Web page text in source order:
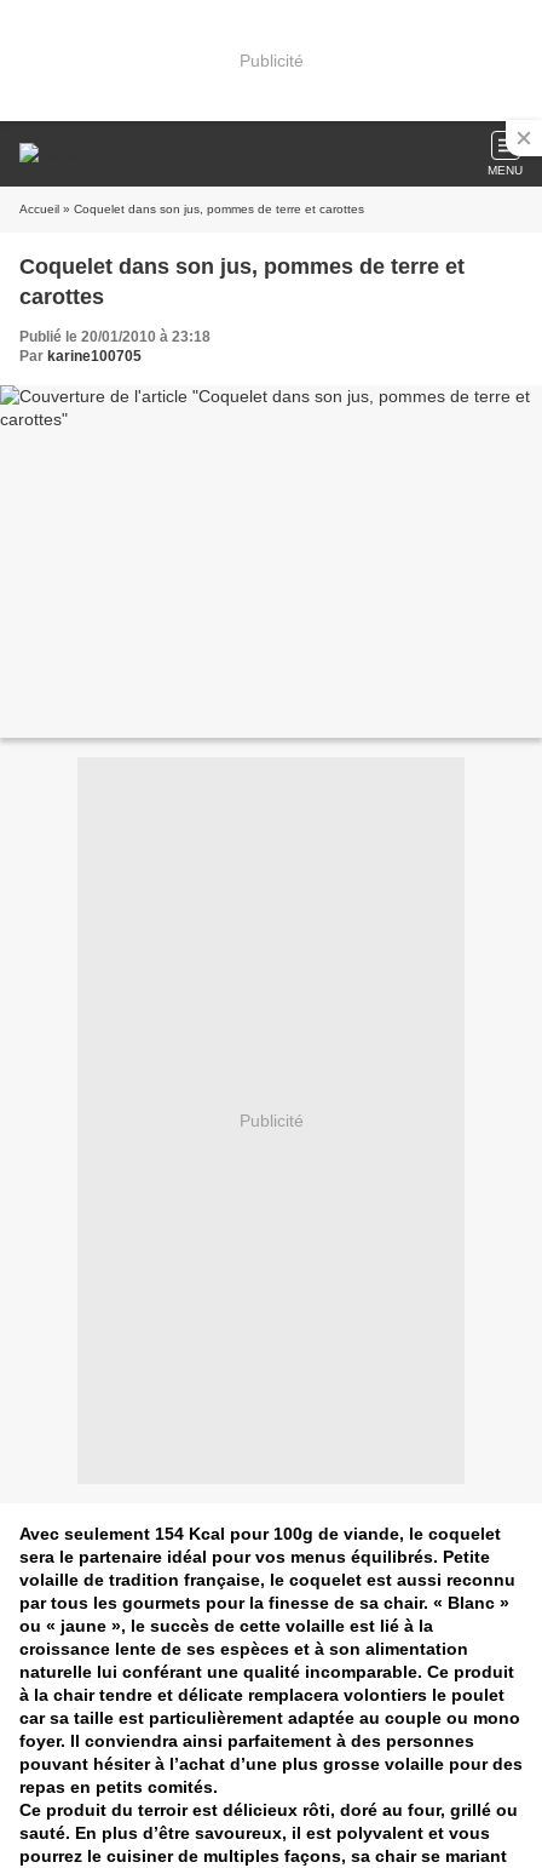
Publicité
MENU
Accueil » Coquelet dans son jus, pommes de terre et carottes
Coquelet dans son jus, pommes de terre et
carottes
Publié le 20/01/2010 à 23:18
Par karine100705
Publicité
Avec seulement 154 Kcal pour 100g de viande, le coquelet
sera le partenaire idéal pour vos menus équilibrés. Petite
volaille de tradition française, le coquelet est aussi reconnu
par tous les gourmets pour la finesse de sa chair. « Blanc »
ou « jaune », le succès de cette volaille est lié à la
croissance lente de ses espèces et à son alimentation
naturelle lui conférant une qualité incomparable. Ce produit
à la chair tendre et délicate remplacera volontiers le poulet
car sa taille est particulièrement adaptée au couple ou mono
foyer. Il conviendra ainsi parfaitement à des personnes
pouvant hésiter à l’achat d’une plus grosse volaille pour des
repas en petits comités.
Ce produit du terroir est délicieux rôti, doré au four, grillé ou
sauté. En plus d’être savoureux, il est polyvalent et vous
pourrez le cuisiner de multiples façons, sa chair se mariant